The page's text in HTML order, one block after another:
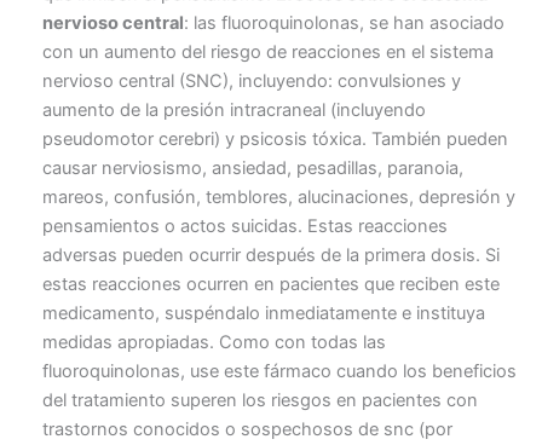
nervioso central: las fluoroquinolonas, se han asociado
con un aumento del riesgo de reacciones en el sistema
nervioso central (SNC), incluyendo: convulsiones y
aumento de la presión intracraneal (incluyendo
pseudomotor cerebri) y psicosis tóxica. También pueden
causar nerviosismo, ansiedad, pesadillas, paranoia,
mareos, confusión, temblores, alucinaciones, depresión y
pensamientos o actos suicidas. Estas reacciones
adversas pueden ocurrir después de la primera dosis. Si
estas reacciones ocurren en pacientes que reciben este
medicamento, suspéndalo inmediatamente e instituya
medidas apropiadas. Como con todas las
fluoroquinolonas, use este fármaco cuando los beneficios
del tratamiento superen los riesgos en pacientes con
trastornos conocidos o sospechosos de snc (por